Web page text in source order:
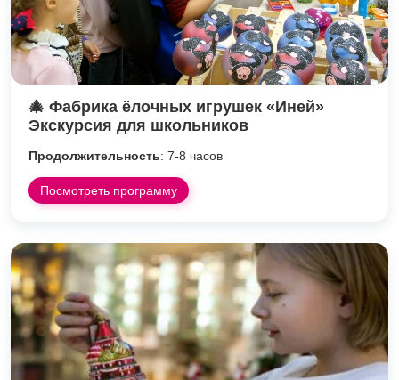
🎄 Фабрика ёлочных игрушек «Иней»
Экскурсия для школьников
Продолжительность: 7-8 часов
Посмотреть программу